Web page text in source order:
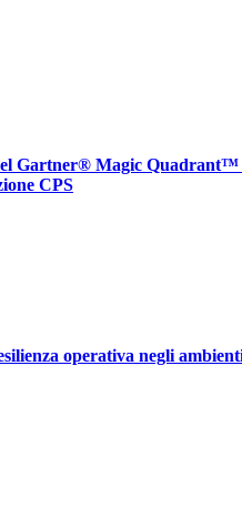
Gartner® Magic Quadrant™
CPS
operativa negli